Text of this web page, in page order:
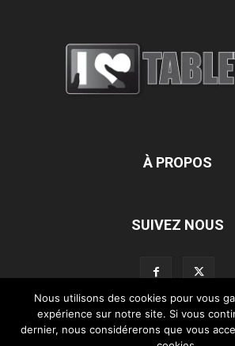
À PROPOS
SUIVEZ NOUS
L’équipe d’iLoveTablette.com Contactez-nous
Nous utilisons des cookies pour vous
expérience sur notre site. Si vous
dernier, nous considérerons que vous